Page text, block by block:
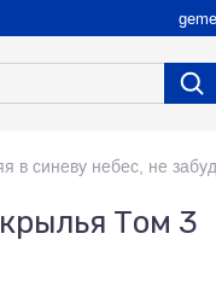
в синеву небес, не
Том 3